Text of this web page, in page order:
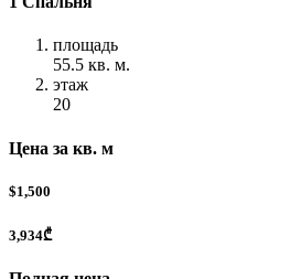
площадь
55.5 кв. м.
этаж
20
Цена за кв. м
$1,500
3,934₾